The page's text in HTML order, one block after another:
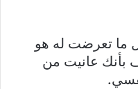
ما تعرضت له هو
بأنك عانيت من